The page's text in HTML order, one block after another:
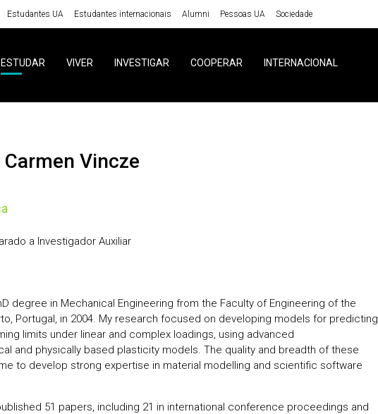
Estudantes UA Estudantes internacionais Alumni Pessoas UA Sociedade
ESTUDAR VIVER INVESTIGAR COOPERAR INTERNACIONAL
Carmen Vincze
a Investigador Auxiliar
degree in Mechanical Engineering from the Faculty of Engineering of the
Portugal, in 2004. My research focused on developing models for predicting
limits under linear and complex loadings, using advanced
and physically based plasticity models. The quality and breadth of these
to develop strong expertise in material modelling and scientific software
51 papers, including 21 in international conference proceedings and